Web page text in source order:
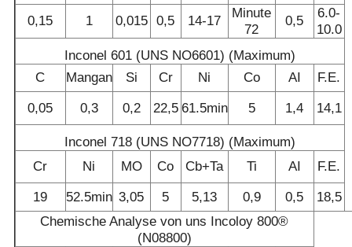
0,15
1 0,015 0,5 14-17
Minute
72
0,5
6.0-
10.0
Inconel 601 (UNS NO6601) (Maximum)
C
Mangan Si Cr Ni Co AI
F.E.
0,05
0,3 0,2 22,5 61.5min 5 1,4 14,1
Inconel 718 (UNS NO7718) (Maximum)
Cr
Ni MO Co Cb+Ta Ti AI
F.E.
19
52.5min 3,05 5 5,13 0,9 0,5
18,5
Chemische Analyse von uns Incoloy 800®
(N08800)